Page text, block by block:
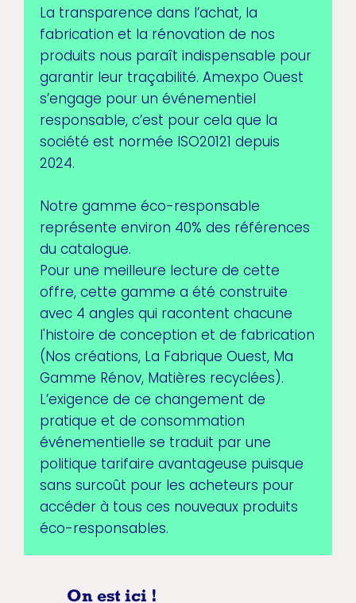
La transparence dans l’achat, la
fabrication et la rénovation de nos
produits nous paraît indispensable pour
garantir leur traçabilité. Amexpo Ouest
s’engage pour un événementiel
responsable, c’est pour cela que la
société est normée ISO20121 depuis
2024.
Notre gamme éco-responsable
représente environ 40% des références
du catalogue.
Pour une meilleure lecture de cette
offre, cette gamme a été construite
avec 4 angles qui racontent chacune
l'histoire de conception et de fabrication
(Nos créations, La Fabrique Ouest, Ma
Gamme Rénov, Matières recyclées).
L’exigence de ce changement de
pratique et de consommation
événementielle se traduit par une
politique tarifaire avantageuse puisque
sans surcoût pour les acheteurs pour
accéder à tous ces nouveaux produits
éco-responsables.
On est ici !